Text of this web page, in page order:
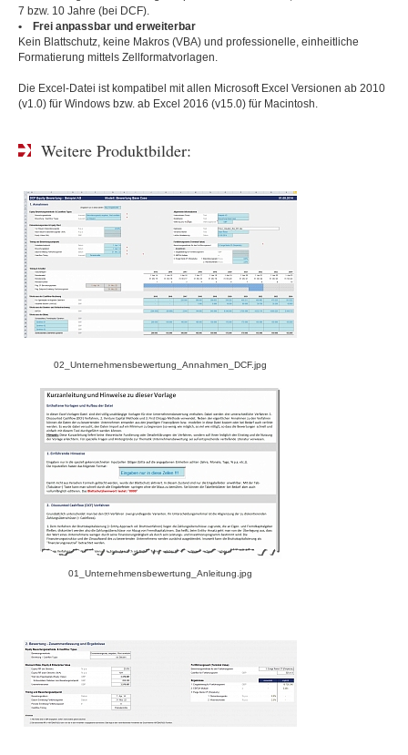
7 bzw. 10 Jahre (bei DCF).
• Frei anpassbar und erweiterbar
Kein Blattschutz, keine Makros (VBA) und professionelle, einheitliche
Formatierung mittels Zellformatvorlagen.
Die Excel-Datei ist kompatibel mit allen Microsoft Excel Versionen ab 2010
(v1.0) für Windows bzw. ab Excel 2016 (v15.0) für Macintosh.
Weitere Produktbilder:
02_Unternehmensbewertung_Annahmen_DCF.jpg
01_Unternehmensbewertung_Anleitung.jpg